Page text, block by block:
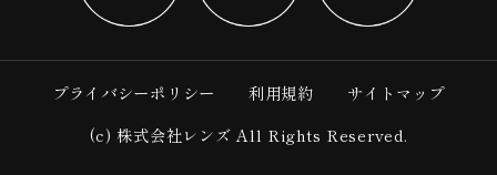
プライバシーポリシー 利用規約
サイトマップ
(c) 株式会社レンズ All Rights Reserved.